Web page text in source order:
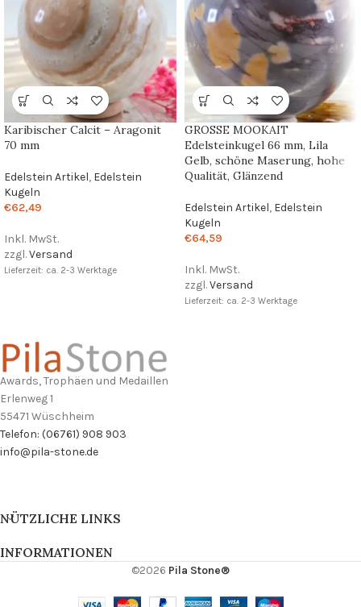
Karibischer Calcit – Aragonit
70 mm
Edelstein Artikel, Edelstein
Kugeln
€62,49
Inkl. MwSt.
zzgl.Versand
Lieferzeit: ca. 2-3 Werktage
GROSSE MOOKAIT
Edelsteinkugel 66 mm, Lila
Gelb, schöne Maserung, hohe
Qualität, Glänzend
Edelstein Artikel, Edelstein
Kugeln
€64,59
Inkl. MwSt.
zzgl.Versand
Lieferzeit: ca. 2-3 Werktage
Awards, Trophäen und Medaillen
Erlenweg 1
55471 Wüschheim
Telefon: (06761) 908 903
info@pila-stone.de
NÜTZLICHE LINKS
INFORMATIONEN
©2026 Pila Stone®